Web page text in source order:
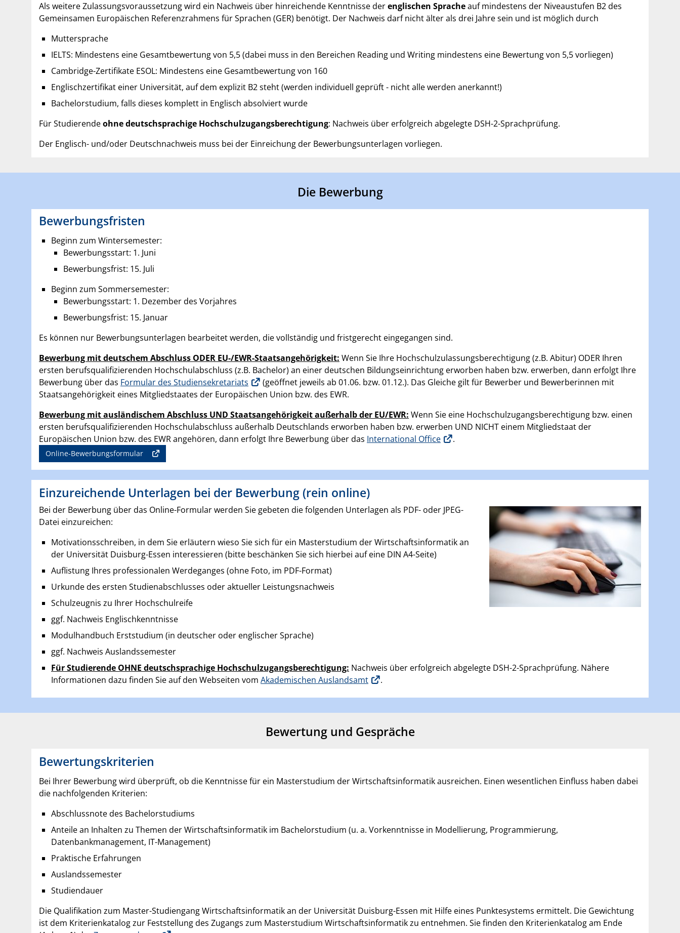
Als weitere Zulassungsvoraussetzung wird ein Nachweis über hinreichende Kenntnisse derenglischen Spracheauf mindestens der Niveaustufen B2 des
Gemeinsamen Europäischen Referenzrahmens für Sprachen (GER) benötigt. Der Nachweis darf nicht älter als drei Jahre sein und ist möglich durch
Muttersprache
IELTS: Mindestens eine Gesamtbewertung von 5,5 (dabei muss in den Bereichen Reading und Writing mindestens eine Bewertung von 5,5 vorliegen)
Cambridge-Zertifikate ESOL: Mindestens eine Gesamtbewertung von 160
Englischzertifikat einer Universität, auf dem explizit B2 steht (werden individuell geprüft - nicht alle werden anerkannt!)
Bachelorstudium, falls dieses komplett in Englisch absolviert wurde
Für Studierendeohne deutschsprachige Hochschulzugangsberechtigung: Nachweis über erfolgreich abgelegte DSH-2-Sprachprüfung.
Der Englisch- und/oder Deutschnachweis muss bei der Einreichung der Bewerbungsunterlagen vorliegen.
Die Bewerbung
Bewerbungsfristen
Beginn zum Wintersemester:
Bewerbungsstart: 1. Juni
Bewerbungsfrist: 15. Juli
Beginn zum Sommersemester:
Bewerbungsstart: 1. Dezember des Vorjahres
Bewerbungsfrist: 15. Januar
Es können nur Bewerbungsunterlagen bearbeitet werden, die vollständig und fristgerecht eingegangen sind.
Bewerbung mit deutschem Abschluss ODER EU-/EWR-Staatsangehörigkeit: Wenn Sie Ihre Hochschulzulassungsberechtigung (z.B. Abitur) ODER Ihren
ersten berufsqualifizierenden Hochschulabschluss (z.B. Bachelor) an einer deutschen Bildungseinrichtung erworben haben bzw. erwerben, dann erfolgt Ihre
Bewerbung über das Formular des Studiensekretariats
(geöffnet jeweils ab 01.06. bzw. 01.12.). Das Gleiche gilt für Bewerber und Bewerberinnen mit
Staatsangehörigkeit eines Mitgliedstaates der Europäischen Union bzw. des EWR.
Bewerbung mit ausländischem Abschluss UND Staatsangehörigkeit außerhalb der EU/EWR: Wenn Sie eine Hochschulzugangsberechtigung bzw. einen
ersten berufsqualifizierenden Hochschulabschluss außerhalb Deutschlands erworben haben bzw. erwerben UND NICHT einem Mitgliedstaat der
Europäischen Union bzw. des EWR angehören, dann erfolgt Ihre Bewerbung über das International Office .
Online-Bewerbungsformular
Einzureichende Unterlagen bei der Bewerbung (rein online)
Bei der Bewerbung über das Online-Formular werden Sie gebeten die folgenden Unterlagen als PDF- oder JPEG-
Datei einzureichen:
Motivationsschreiben, in dem Sie erläutern wieso Sie sich für ein Masterstudium der Wirtschaftsinformatik an
der Universität Duisburg-Essen interessieren (bitte beschänken Sie sich hierbei auf eine DIN A4-Seite)
Auflistung Ihres professionalen Werdeganges (ohne Foto, im PDF-Format)
Urkunde des ersten Studienabschlusses oder aktueller Leistungsnachweis
Schulzeugnis zu Ihrer Hochschulreife
ggf. Nachweis Englischkenntnisse
Modulhandbuch Erststudium (in deutscher oder englischer Sprache)
ggf. Nachweis Auslandssemester
Für Studierende OHNE deutschsprachige Hochschulzugangsberechtigung: Nachweis über erfolgreich abgelegte DSH-2-Sprachprüfung. Nähere
Informationen dazu finden Sie auf den Webseiten vom Akademischen Auslandsamt .
Bewertung und Gespräche
Bewertungskriterien
Bei Ihrer Bewerbung wird überprüft, ob die Kenntnisse für ein Masterstudium der Wirtschaftsinformatik ausreichen. Einen wesentlichen Einfluss haben dabei
die nachfolgenden Kriterien:
Abschlussnote des Bachelorstudiums
Anteile an Inhalten zu Themen der Wirtschaftsinformatik im Bachelorstudium (u. a. Vorkenntnisse in Modellierung, Programmierung,
Datenbankmanagement, IT-Management)
Praktische Erfahrungen
Auslandssemester
Studiendauer
Die Qualifikation zum Master-Studiengang Wirtschaftsinformatik an der Universität Duisburg-Essen mit Hilfe eines Punktesystems ermittelt. Die Gewichtung
ist dem Kriterienkatalog zur Feststellung des Zugangs zum Masterstudium Wirtschaftsinformatik zu entnehmen. Sie finden den Kriterienkatalog am Ende